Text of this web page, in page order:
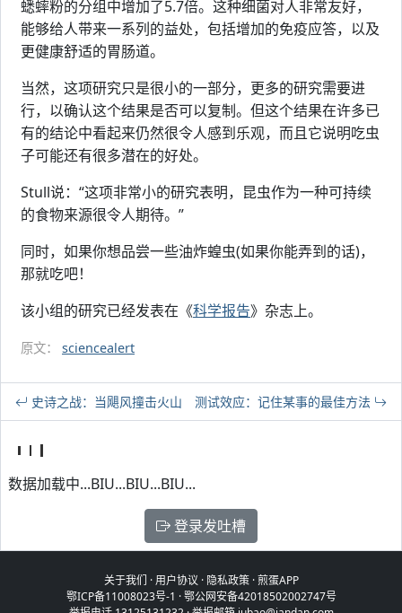
蟋蟀粉的分组中增加了5.7倍。这种细菌对人非常友好，
能够给人带来一系列的益处，包括增加的免疫应答，以及
更健康舒适的胃肠道。
当然，这项研究只是很小的一部分，更多的研究需要进
行，以确认这个结果是否可以复制。但这个结果在许多已
有的结论中看起来仍然很令人感到乐观，而且它说明吃虫
子可能还有很多潜在的好处。
Stull说：“这项非常小的研究表明，昆虫作为一种可持续
的食物来源很令人期待。”
同时，如果你想品尝一些油炸蝗虫(如果你能弄到的话)，
那就吃吧！
该小组的研究已经发表在《科学报告》杂志上。
原文： sciencealert
史诗之战：当飓风撞击火山 测试效应：记住某事的最佳方法
数据加载中...BIU...BIU...BIU...
登录发吐槽
关于我们 ·用户协议 · 隐私政策·煎蛋APP
鄂ICP备11008023号-1 ·鄂公网安备42018502002747号